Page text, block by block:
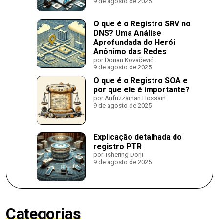
O que é o Registro SRV no
DNS? Uma Análise
Aprofundada do Herói
Anônimo das Redes
por Dorian Kovačević
9 de agosto de 2025
O que é o Registro SOA e
por que ele é importante?
por Arifuzzaman Hossain
9 de agosto de 2025
Explicação detalhada do
registro PTR
por Tshering Dorji
9 de agosto de 2025
Categorias